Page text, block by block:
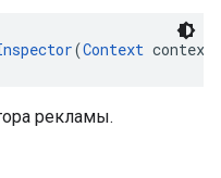
(Context
рекламы.